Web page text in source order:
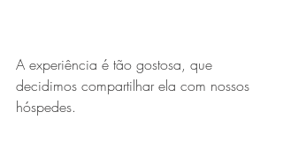
A experiência é tão gostosa, que
decidimos compartilhar ela com nossos
hóspedes.​